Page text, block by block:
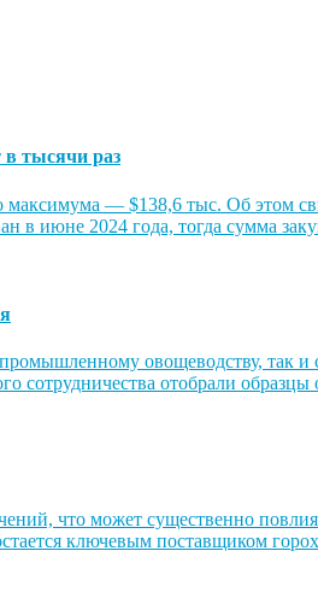
в тысячи раз
— $138,6 тыс. Об этом
в июне 2024 года, тогда сумма
овощеводству, так
сотрудничества отобрали
что может существенно
ключевым поставщиком